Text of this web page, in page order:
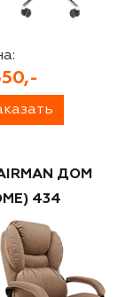
ДОМ
434